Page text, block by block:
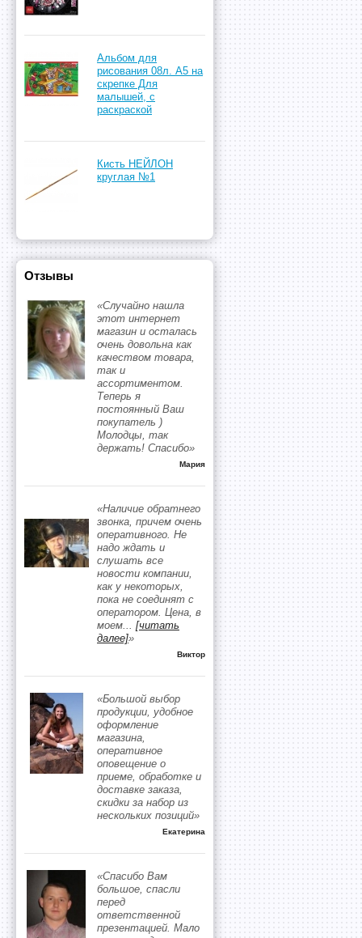
Альбом для
рисования 08л. А5 на
скрепке Для
малышей, с
раскраской
Кисть НЕЙЛОН
круглая №1
Отзывы
«Случайно нашла
этот интернет
магазин и осталась
очень довольна как
качеством товара,
так и
ассортиментом.
Теперь я
постоянный Ваш
покупатель )
Молодцы, так
держать! Спасибо»
Мария
«Наличие обратнего
звонка, причем очень
оперативного. Не
надо ждать и
слушать все
новости компании,
как у некоторых,
пока не соединят с
оператором. Цена, в
моем... [читать
далее]»
Виктор
«Большой выбор
продукции, удобное
оформление
магазина,
оперативное
оповещение о
приеме, обработке и
доставке заказа,
скидки за набор из
нескольких позиций»
Екатерина
«Спасибо Вам
большое, спасли
перед
ответственной
презентацией. Мало